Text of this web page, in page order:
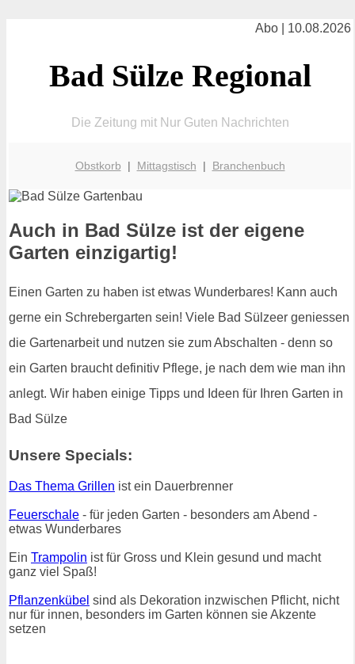
Abo | 10.08.2026
Bad Sülze Regional
Die Zeitung mit Nur Guten Nachrichten
Obstkorb | Mittagstisch | Branchenbuch
Auch in Bad Sülze ist der eigene
Garten einzigartig!
Einen Garten zu haben ist etwas Wunderbares! Kann auch
gerne ein Schrebergarten sein! Viele Bad Sülzeer geniessen
die Gartenarbeit und nutzen sie zum Abschalten - denn so
ein Garten braucht definitiv Pflege, je nach dem wie man ihn
anlegt. Wir haben einige Tipps und Ideen für Ihren Garten in
Bad Sülze
Unsere Specials:
Das Thema Grillen ist ein Dauerbrenner
Feuerschale - für jeden Garten - besonders am Abend -
etwas Wunderbares
Ein Trampolin ist für Gross und Klein gesund und macht
ganz viel Spaß!
Pflanzenkübel sind als Dekoration inzwischen Pflicht, nicht
nur für innen, besonders im Garten können sie Akzente
setzen